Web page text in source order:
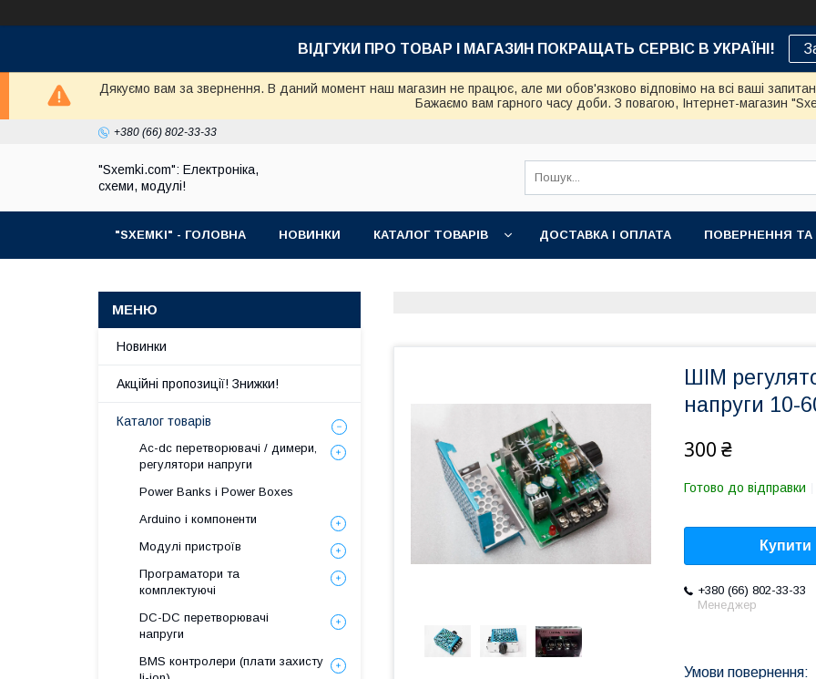
ВІДГУКИ ПРО ТОВАР І МАГАЗИН ПОКРАЩАТЬ СЕРВІС В УКРАЇНІ!
Дякуємо вам за звернення. В даний момент наш магазин не працює, але ми обов'язково відповімо на всі ваші
Бажаємо вам гарного часу доби. З повагою, Інтернет-магазин
+380 (66) 802-33-33
"Sxemki.com": Електроніка,
схеми, модулі!
"SXEMKI" - ГОЛОВНА НОВИНКИ КАТАЛОГ ТОВАРІВ ДОСТАВКА І ОПЛАТА ПОВЕРНЕННЯ ТА
ШІМ
напруги 10-
300 ₴
Готово до відправки
Купити
+380 (66) 802-33-33
Менеджер
Новинки
Акційні пропозиції! Знижки!
Каталог товарів
Ac-dc перетворювачі / димери,
регулятори напруги
Power Banks і Power Boxes
Arduino і компоненти
Модулі пристроїв
Програматори та
комплектуючі
DC-DC перетворювачі
напруги
BMS контролери (плати захисту